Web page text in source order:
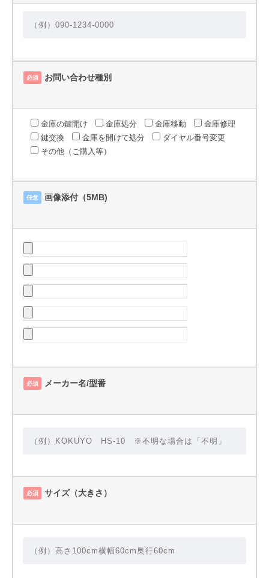
必須 お問い合わせ種別
金庫の鍵開け 金庫処分 金庫移動
金庫修理
鍵交換
金庫を開けて処分
ダイヤル番号変更
その他（ご購入等）
任意 画像添付（5MB)
必須 メーカー名/型番
必須 サイズ（大きさ）